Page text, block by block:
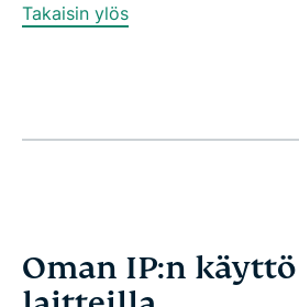
Takaisin ylös
Oman IP:n